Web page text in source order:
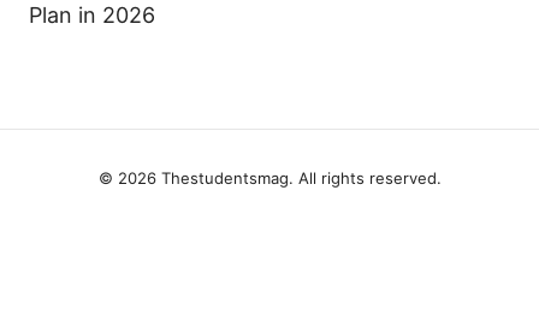
Plan in 2026
© 2026 Thestudentsmag. All rights reserved.